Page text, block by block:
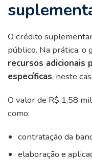
O crédito
público. Na prática, o
recursos adicionais
específicas, neste
O valor de R$ 1,58
como:
contratação da
elaboração e